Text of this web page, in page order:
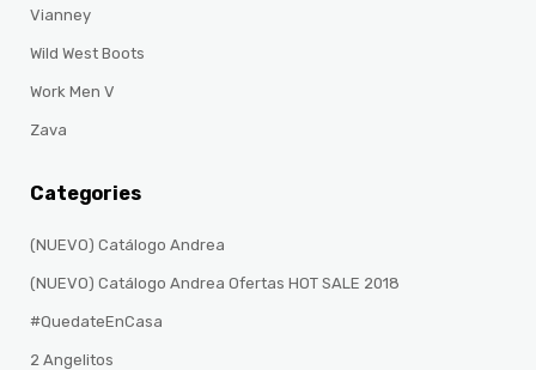
Vianney
Wild West Boots
Work Men V
Zava
Categories
(NUEVO) Catálogo Andrea
(NUEVO) Catálogo Andrea Ofertas HOT SALE 2018
#QuedateEnCasa
2 Angelitos